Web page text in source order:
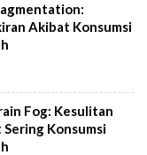
Akibat Konsumsi
Fog: Kesulitan
Konsumsi